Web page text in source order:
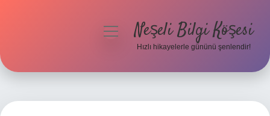
menüyüNeşeli Bilgi Köşesi
Hızlı hikayelerle gününü şenlendir!